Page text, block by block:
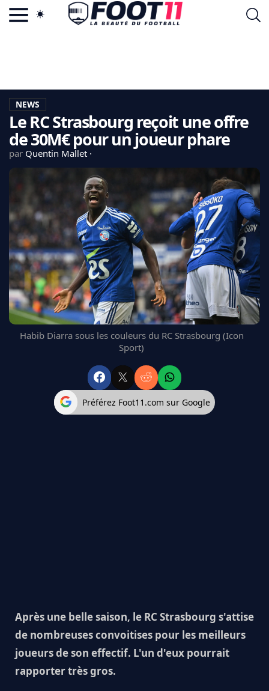
LA CHARTE
VIE PRIVÉE
CGU
CONTACTEZ-NOUS
MERCATO
CDM 2026
PSG
LIGUE 1
REAL MADRID
FC BARCELONE
MANCHESTER UNITED
CHELSEA
ARSENAL
BAYERN
NEWS
Le RC Strasbourg reçoit une offre
de 30M€ pour un joueur phare
par Quentin Mallet
Habib Diarra sous les couleurs du RC Strasbourg (Icon
Sport)
Préférez Foot11.com sur Google
Après une belle saison, le RC Strasbourg s'attise
de nombreuses convoitises pour les meilleurs
joueurs de son effectif. L'un d'eux pourrait
rapporter très gros.